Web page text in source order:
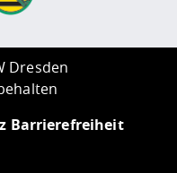
Dresden
Barrierefreiheit